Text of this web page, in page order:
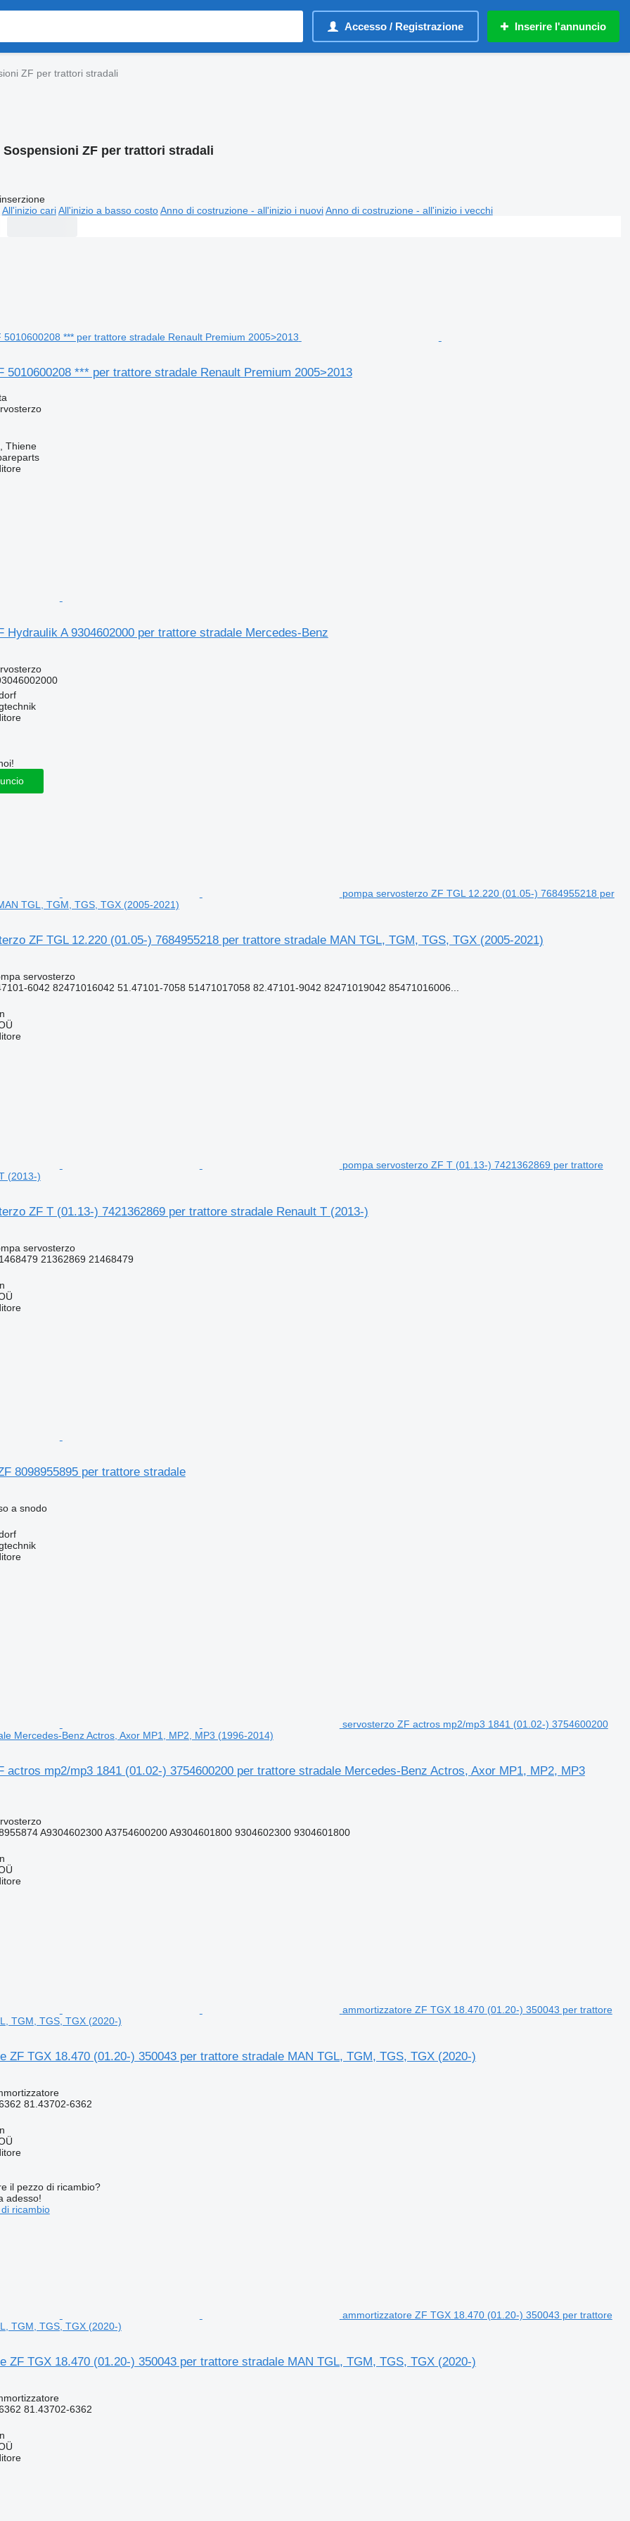
Accesso / Registrazione Inserire l'annuncio
ZF per trattori stradali
Sospensioni ZF per trattori stradali
All'inizio cari All'inizio a basso costo Anno di costruzione - all'inizio i nuovi Anno di costruzione - all'inizio i vecchi
5010600208 *** per trattore stradale Renault Premium 2005>2013
Thiene
Hydraulik A 9304602000 per trattore stradale Mercedes-Benz
pompa servosterzo ZF TGL 12.220 (01.05-) 7684955218 per
TGL, TGM, TGS, TGX (2005-2021)
ZF TGL 12.220 (01.05-) 7684955218 per trattore stradale MAN TGL, TGM, TGS, TGX (2005-2021)
servosterzo
6042 82471016042 51.47101-7058 51471017058 82.47101-9042 82471019042 85471016006...
pompa servosterzo ZF T (01.13-) 7421362869 per trattore
(2013-)
ZF T (01.13-) 7421362869 per trattore stradale Renault T (2013-)
servosterzo
21362869 21468479
8098955895 per trattore stradale
a snodo
servosterzo ZF actros mp2/mp3 1841 (01.02-) 3754600200
Mercedes-Benz Actros, Axor MP1, MP2, MP3 (1996-2014)
actros mp2/mp3 1841 (01.02-) 3754600200 per trattore stradale Mercedes-Benz Actros, Axor MP1, MP2, MP3
A9304602300 A3754600200 A9304601800 9304602300 9304601800
ammortizzatore ZF TGX 18.470 (01.20-) 350043 per trattore
TGM, TGS, TGX (2020-)
ZF TGX 18.470 (01.20-) 350043 per trattore stradale MAN TGL, TGM, TGS, TGX (2020-)
81.43702-6362
il pezzo di ricambio?
adesso!
ricambio
ammortizzatore ZF TGX 18.470 (01.20-) 350043 per trattore
TGM, TGS, TGX (2020-)
ZF TGX 18.470 (01.20-) 350043 per trattore stradale MAN TGL, TGM, TGS, TGX (2020-)
81.43702-6362